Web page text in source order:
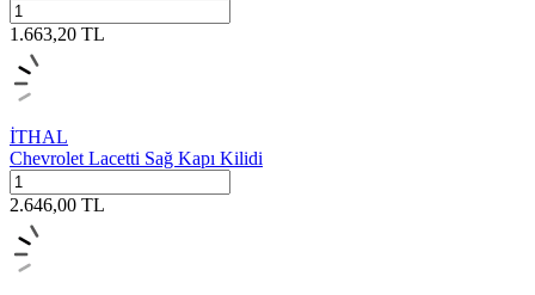
1.663,20 TL
İTHAL
Chevrolet Lacetti Sağ Kapı Kilidi
2.646,00 TL